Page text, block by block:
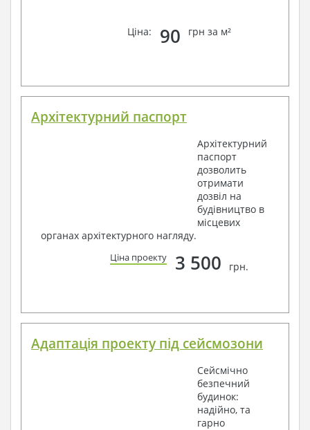
Ціна: 90 грн за м²
Архітектурний паспорт
Архітектурний
паспорт
дозволить
отримати
дозвіл на
будівництво в
місцевих
органах архітектурного нагляду.
Ціна проекту 3 500 грн.
Адаптація проекту під сейсмозони
Сейсмічно
безпечний
будинок:
надійно, та
гарно